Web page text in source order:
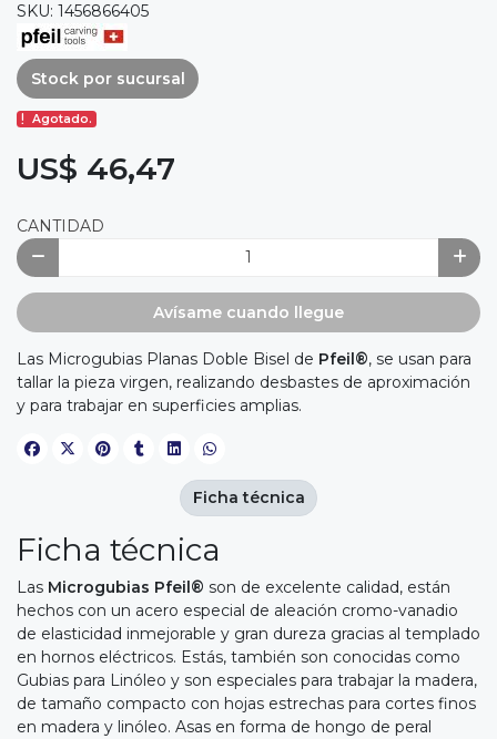
SKU: 1456866405
Stock por sucursal
Agotado.
US$ 46,47
CANTIDAD
Avísame cuando llegue
Las Microgubias Planas Doble Bisel de Pfeil®, se usan para
tallar la pieza virgen, realizando desbastes de aproximación
y para trabajar en superficies amplias.
Ficha técnica
Las Microgubias Pfeil® son de excelente calidad, están
hechos con un acero especial de aleación cromo-vanadio
de elasticidad inmejorable y gran dureza gracias al templado
en hornos eléctricos. Estás, también son conocidas como
Gubias para Linóleo y son especiales para trabajar la madera,
de tamaño compacto con hojas estrechas para cortes finos
en madera y linóleo. Asas en forma de hongo de peral
Ficha técnica